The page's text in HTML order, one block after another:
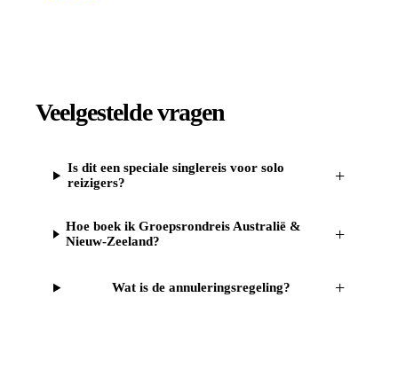
Veelgestelde vragen
Is dit een speciale singlereis voor solo
reizigers?
+
Hoe boek ik Groepsrondreis Australië &
Nieuw-Zeeland?
+
Wat is de annuleringsregeling? +